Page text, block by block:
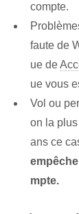
compte.
faute de
ue de
ue vous
Vol ou
on la
ans ce
mpte.